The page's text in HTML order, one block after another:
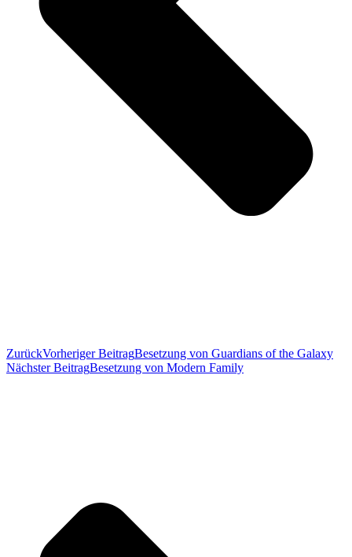
ZurückVorheriger BeitragBesetzung von Guardians of the Galaxy
Nächster BeitragBesetzung von Modern Family